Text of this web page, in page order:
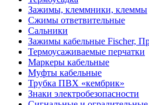
Зажимы, клеммники, клеммы
Сжимы ответвительные
Сальники
Зажимы кабельные Fischer,
Термоусаживаемые перчатки
Маркеры кабельные
Муфты кабельные
Трубка ПВХ «кембрик»
Знаки электробезопасности